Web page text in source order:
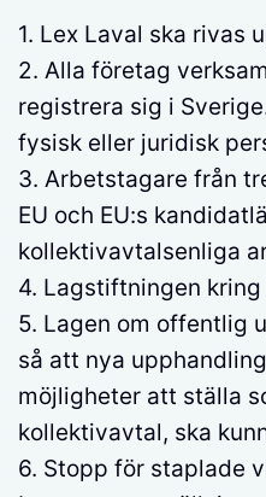
1. Lex Laval ska rivas
2. Alla företag
registrera sig i
fysisk eller juridisk
3. Arbetstagare från
EU och EU:s
kollektivavtalsenliga
4. Lagstiftningen
5. Lagen om offentlig
så att nya
möjligheter att ställa
kollektivavtal, ska
6. Stopp för staplade